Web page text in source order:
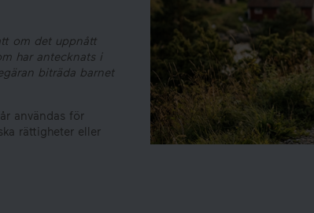
om det uppnått
har antecknats i
biträda barnet
användas för
rättigheter eller